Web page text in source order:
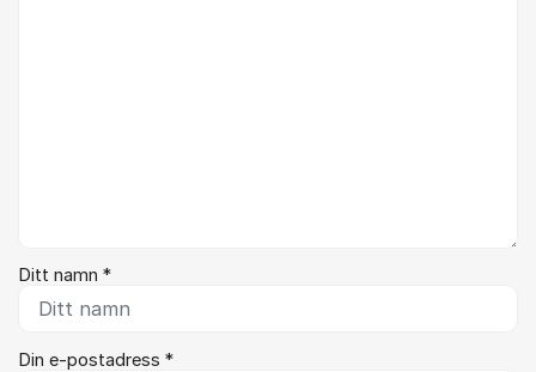
Ditt namn *
Din e-postadress *